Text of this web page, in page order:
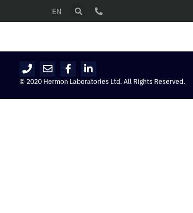
EN
© 2020 Hermon Laboratories Ltd. All Rights Reserved.